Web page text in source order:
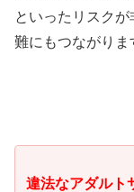
といったリスク
難にもつながりま
違法なアダルト